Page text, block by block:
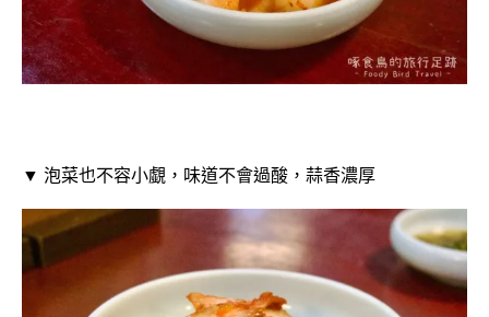
▼ 泡菜也不容小覷，味道不會過酸，蒜香濃厚